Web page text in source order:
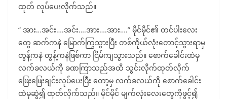
ထုတ် လုပ်ပေးလိုက်သည်။
“ အား…အင်း….အင်း….အား….အား….” မိုင်မိုင်၏ တင်ပါးလေး
တွေ ဆက်ကနဲ မြောက်ကြွသွားပြီး တစ်ကိုယ်လုံးတောင့်သွားရာမှ
တွန့်ကနဲ တွန့်ကနဲဖြစ်ကာ ငြိမ်ကျသွားသည်။ စောက်ခေါင်းထဲမှ
လက်ခလယ်ကို ခဏကြာသည်အထိ သွင်းလိုက်ထုတ်လိုက်
ဖြေးဖြေးချင်းလုပ်ပေးပြီး တော့မှ လက်ခလယ်ကို စောက်ခေါင်း
ထဲမှဆွဲ၍ ထုတ်လိုက်သည်။ မိုင်မိုင် မျက်လုံးလေးတွေကိုဖွင့်၍